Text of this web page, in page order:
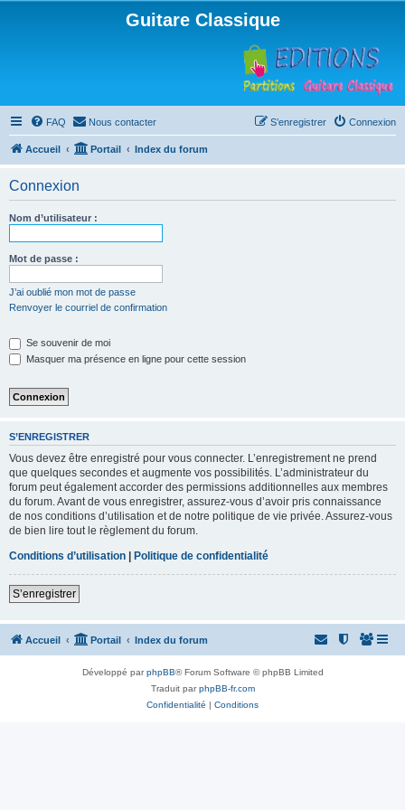
Guitare Classique
FAQ Nous contacter Connexion
S’enregistrer
Accueil Portail Index du forum
Connexion
Nom d’utilisateur :
Mot de passe :
J’ai oublié mon mot de passe
Renvoyer le courriel de confirmation
Se souvenir de moi
Masquer ma présence en ligne pour cette session
S’ENREGISTRER
Vous devez être enregistré pour vous connecter. L’enregistrement ne prend
que quelques secondes et augmente vos possibilités. L’administrateur du
forum peut également accorder des permissions additionnelles aux membres
du forum. Avant de vous enregistrer, assurez-vous d’avoir pris connaissance
de nos conditions d’utilisation et de notre politique de vie privée. Assurez-vous
de bien lire tout le règlement du forum.
Conditions d’utilisation | Politique de confidentialité
S’enregistrer
Accueil Portail Index du forum
Développé parphpBB® Forum Software © phpBB Limited
Traduit parphpBB-fr.com
Confidentialité | Conditions